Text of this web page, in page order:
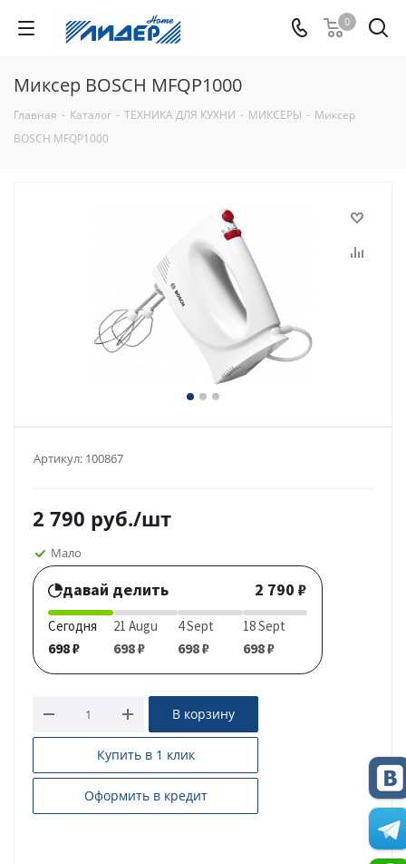
0
Миксер BOSCH MFQP1000
Главная - Каталог - ТЕХНИКА ДЛЯ КУХНИ - МИКСЕРЫ - Миксер
BOSCH MFQP1000
Артикул: 100867
2 790 руб./шт
Мало
давай делить 2 790 ₽
Сегодня
698 ₽
21 Augu
698 ₽
4 Sept
698 ₽
18 Sept
698 ₽
В корзину
Купить в 1 клик
Оформить в кредит